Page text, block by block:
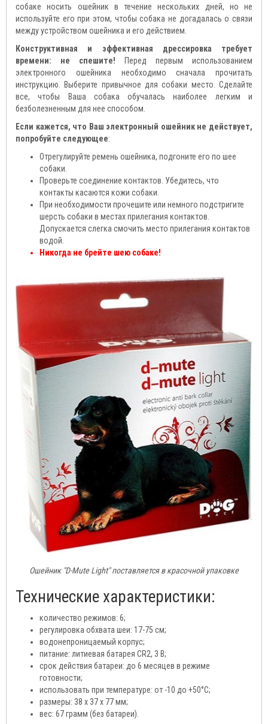
собаке носить ошейник в течение нескольких дней, но не
используйте его при этом, чтобы собака не догадалась о связи
между устройством ошейника и его действием.
Конструктивная и эффективная дрессировка требует
времени: не спешите! Перед первым использованием
электронного ошейника необходимо сначала прочитать
инструкцию. Выберите привычное для собаки место. Сделайте
все, чтобы Ваша собака обучалась наиболее легким и
безболезненным для нее способом.
Если кажется, что Ваш электронный ошейник не действует,
попробуйте следующее:
Отрегулируйте ремень ошейника, подгоните его по шее
собаки.
Проверьте соединение контактов. Убедитесь, что
контакты касаются кожи собаки.
При необходимости прочешите или немного подстригите
шерсть собаки в местах прилегания контактов.
Допускается слегка смочить место прилегания контактов
водой.
Никогда не брейте шею собаке!
Ошейник "D-Mute Light" поставляется в красочной упаковке
Технические характеристики:
количество режимов: 6;
регулировка обхвата шеи: 17-75 см;
водонепроницаемый корпус;
питание: литиевая батарея CR2, 3 В;
срок действия батареи: до 6 месяцев в режиме
готовности;
использовать при температуре: от -10 до +50°C;
размеры: 38 х 37 х 77 мм;
вес: 67 грамм (без батареи).